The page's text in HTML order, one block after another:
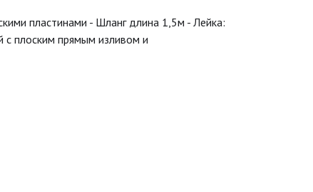
пластинами - Шланг длина 1,5м - Лейка:
с плоским прямым изливом и